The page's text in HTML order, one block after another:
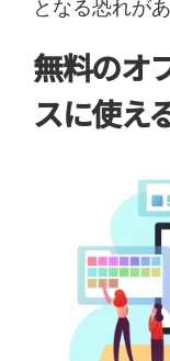
となる恐れがあ
無料のオ
スに使え